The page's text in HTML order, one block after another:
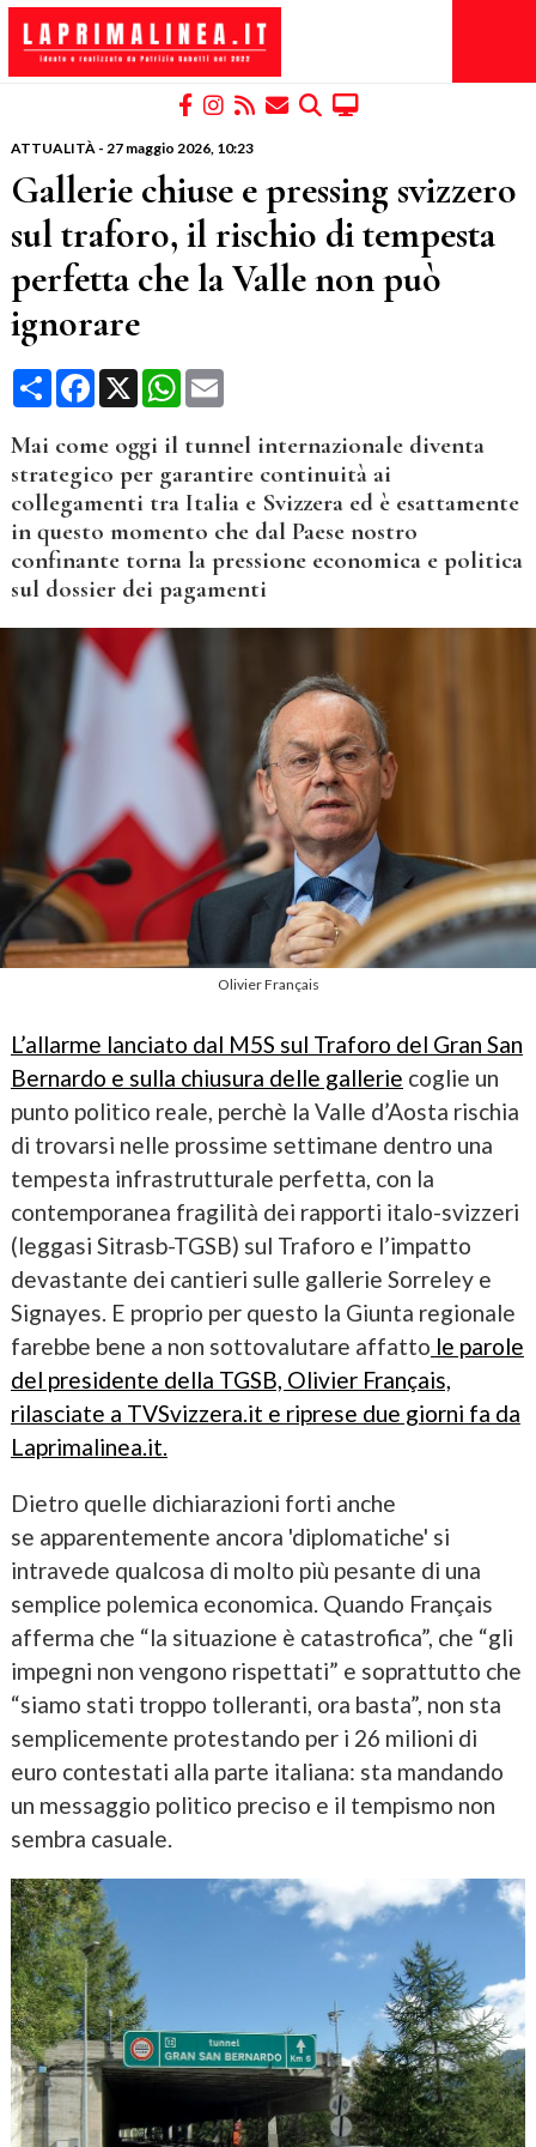
ATTUALITÀ- 27 maggio 2026, 10:23
Gallerie chiuse e pressing svizzero
sul traforo, il rischio di tempesta
perfetta che la Valle non può
ignorare
CondividiFacebook
X WhatsApp
Email
Mai come oggi il tunnel internazionale diventa
strategico per garantire continuità ai
collegamenti tra Italia e Svizzera ed è esattamente
in questo momento che dal Paese nostro
confinante torna la pressione economica e politica
sul dossier dei pagamenti
Olivier Français
L’allarme lanciato dal M5S sul Traforo del Gran San
Bernardo e sulla chiusura delle gallerie coglie un
punto politico reale, perchè la Valle d’Aosta rischia
di trovarsi nelle prossime settimane dentro una
tempesta infrastrutturale perfetta, con la
contemporanea fragilità dei rapporti italo-svizzeri
(leggasi Sitrasb-TGSB) sul Traforo e l’impatto
devastante dei cantieri sulle gallerie Sorreley e
Signayes. E proprio per questo la Giunta regionale
farebbe bene a non sottovalutare affatto le parole
del presidente della TGSB, Olivier Français,
rilasciate a TVSvizzera.it e riprese due giorni fa da
Laprimalinea.it.
Dietro quelle dichiarazioni forti anche
se apparentemente ancora 'diplomatiche' si
intravede qualcosa di molto più pesante di una
semplice polemica economica. Quando Français
afferma che “la situazione è catastrofica”, che “gli
impegni non vengono rispettati” e soprattutto che
“siamo stati troppo tolleranti, ora basta”, non sta
semplicemente protestando per i 26 milioni di
euro contestati alla parte italiana: sta mandando
un messaggio politico preciso e il tempismo non
sembra casuale.